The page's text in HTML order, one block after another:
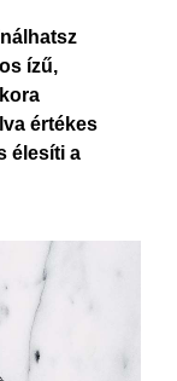
ízű,
értékes
élesíti a